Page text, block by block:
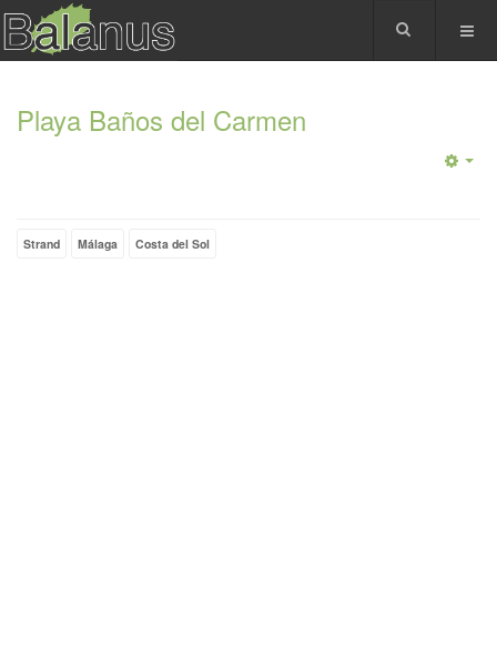
Playa Baños del Carmen
Strand Málaga Costa del Sol